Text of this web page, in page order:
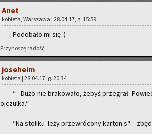
Anet
ko­bie­ta, War­sza­wa | 28.04.17, g. 15:59
Po­do­ba­ło mi się :)
Przy­no­szę ra­dość
jo­se­he­im
ko­bie­ta | 28.04.17, g. 20:34
“– Dużo nie bra­ko­wa­ło, żebyś prze­grał.
oj­czul­ka.“
“Na sto­li­ku leży prze­wró­co­ny kar­ton s“ –